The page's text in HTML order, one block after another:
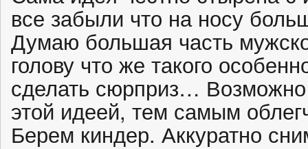
все забыли что на носу
Думаю большая часть
голову что же такого
сделать сюрприз… Возможно
этой идеей, тем самым
Берем киндер. Аккуратно